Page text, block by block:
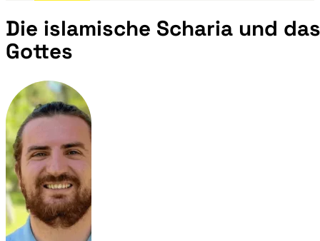
Die islamische Scharia und
Gottes